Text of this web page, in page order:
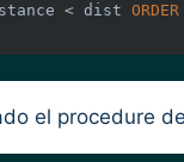
< dist ORDER
el procedure